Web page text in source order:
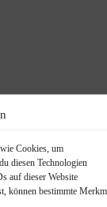
Cookies, um
diesen Technologien
auf dieser Website
können bestimmte